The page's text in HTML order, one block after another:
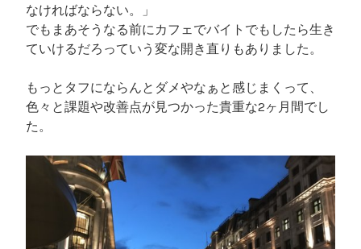
なければならない。」
でもまあそうなる前にカフェでバイトでもしたら生き
ていけるだろっていう変な開き直りもありました。
もっとタフにならんとダメやなぁと感じまくって、
色々と課題や改善点が見つかった貴重な2ヶ月間でし
た。